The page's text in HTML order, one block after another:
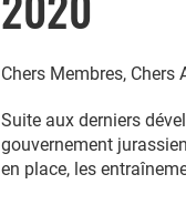
Chers Membres, Chers
Suite aux derniers
gouvernement
en place, les